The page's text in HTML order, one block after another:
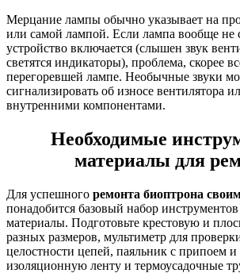
Мерцание лампы обычно указывает на
или самой лампой. Если лампа вообще не
устройство включается (слышен звук
светятся индикаторы), проблема, скорее
перегоревшей лампе. Необычные звуки
сигнализировать об износе вентилятора
внутренними компонентами.
Необходимые
материалы для
Для успешного ремонта биоптрона
понадобится базовый набор
материалы. Подготовьте крестовую и
разных размеров, мультиметр для
целостности цепей, паяльник с припоем
изоляционную ленту и термоусадочные